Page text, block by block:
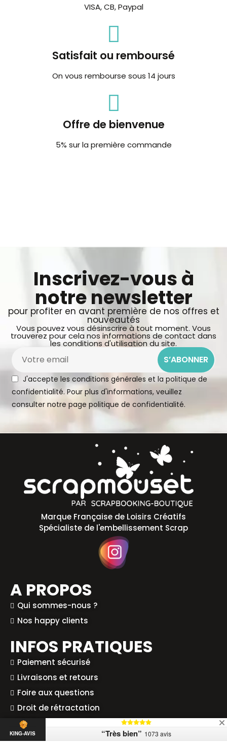
VISA, CB, Paypal
Satisfait ou remboursé
On vous rembourse sous 14 jours
Offre de bienvenue
5% sur la première commande
Inscrivez-vous à
notre newsletter
pour profiter en avant première de nos offres et
nouveautés
Vous pouvez vous désinscrire à tout moment. Vous
trouverez pour cela nos informations de contact dans
les conditions d'utilisation du site.
S’ABONNER
J'accepte les conditions générales et la politique de
confidentialité. Pour plus d'informations, veuillez
consulter notre pagepolitique de confidentialité.
Marque Française de Loisirs Créatifs
Spécialiste de l'embellissement Scrap
A PROPOS
Qui sommes-nous ?
Nos happy clients
INFOS PRATIQUES
Paiement sécurisé
Livraisons et retours
Foire aux questions
Droit de rétractation
Codes promo & offres exclusives
KING-AVIS “Très bien” 1073 avis